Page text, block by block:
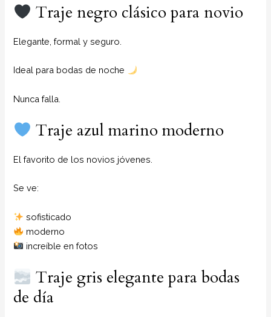
Traje negro clásico para novio
Elegante, formal y seguro.
Ideal para bodas de noche
Nunca falla.
Traje azul marino moderno
El favorito de los novios jóvenes.
Se ve:
sofisticado
moderno
increíble en fotos
Traje gris elegante para bodas
de día